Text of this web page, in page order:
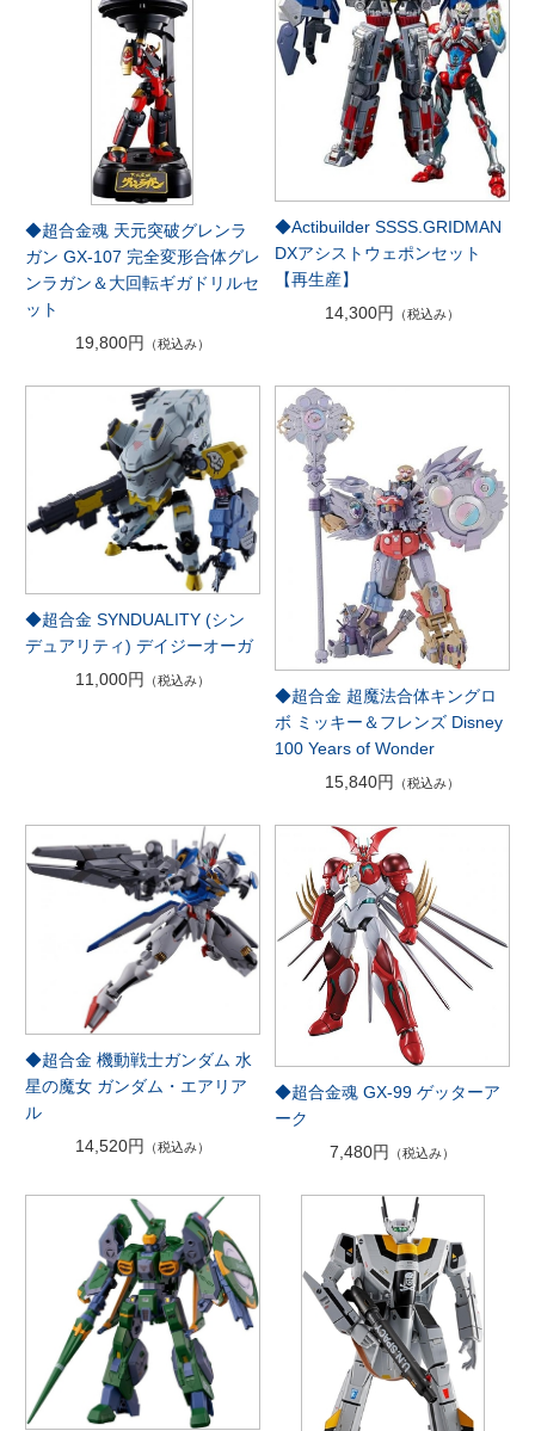
◆超合金魂 天元突破グレンラ
ガン GX-107 完全変形合体グレ
ンラガン＆大回転ギガドリルセ
ット
19,800円
（税込み）
◆Actibuilder SSSS.GRIDMAN
DXアシストウェポンセット
【再生産】
14,300円
（税込み）
◆超合金 SYNDUALITY (シン
デュアリティ) デイジーオーガ
11,000円
（税込み）
◆超合金 超魔法合体キングロ
ボ ミッキー＆フレンズ Disney
100 Years of Wonder
15,840円
（税込み）
◆超合金 機動戦士ガンダム 水
星の魔女 ガンダム・エアリア
ル
14,520円
（税込み）
◆超合金魂 GX-99 ゲッターア
ーク
7,480円
（税込み）